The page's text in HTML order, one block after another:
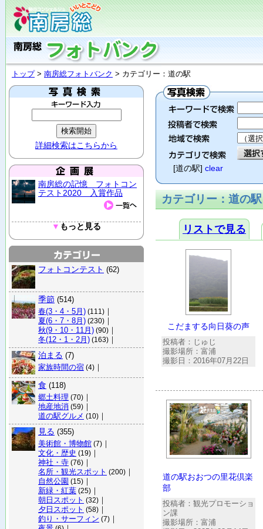
トップ> 南房総フォトバンク > カテゴリー：道の駅
詳細検索はこちらから
南房総の記憶 フォトコン
テスト2020 入賞作品
▼ もっと見る
フォトコンテスト (62)
季節 (514)
春(3・4・5月) (111) ｜
夏(6・7・8月) (230) ｜
秋(9・10・11月) (90) ｜
冬(12・1・2月) (163) ｜
泊まる (7)
家族時間の宿 (4) ｜
食 (118)
郷土料理 (70) ｜
地産地消 (59) ｜
道の駅グルメ (10) ｜
見る (355)
美術館・博物館 (7) ｜
文化・歴史 (19) ｜
神社・寺 (76) ｜
名所・観光スポット (200) ｜
自然公園 (15) ｜
新緑・紅葉 (25) ｜
朝日スポット (32) ｜
夕日スポット (58) ｜
釣り・サーフィン (7) ｜
[道の駅] clear
カテゴリー：道の
リストで見る
こだまする向日葵の声
投稿者：じゅじ
撮影場所：富浦
撮影日：2016年07月22日
道の駅おおつの里花倶楽
部
投稿者：観光プロモーショ
ン課
撮影場所：富浦